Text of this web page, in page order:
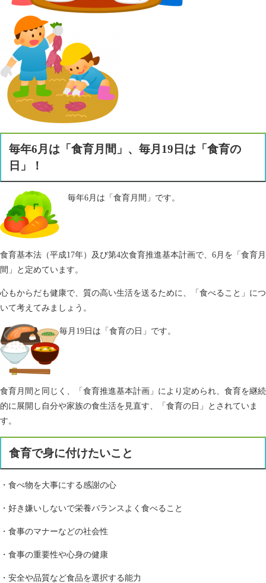
毎年6月は「食育月間」、毎月19日は「食育の
日」！
毎年6月は「食育月間」です。
食育基本法（平成17年）及び第4次食育推進基本計画で、6月を「食育月
間」と定めています。
心もからだも健康で、質の高い生活を送るために、「食べること」につ
いて考えてみましょう。
​毎月19日は「食育の日」です。
食育月間と同じく、「食育推進基本計画」により定められ、食育を継続
的に展開し自分や家族の食生活を見直す、「食育の日」とされていま
す。
食育で身に付けたいこと
・食べ物を大事にする感謝の心
・好き嫌いしないで栄養バランスよく食べること
・食事のマナーなどの社会性
・食事の重要性や心身の健康
・安全や品質など食品を選択する能力